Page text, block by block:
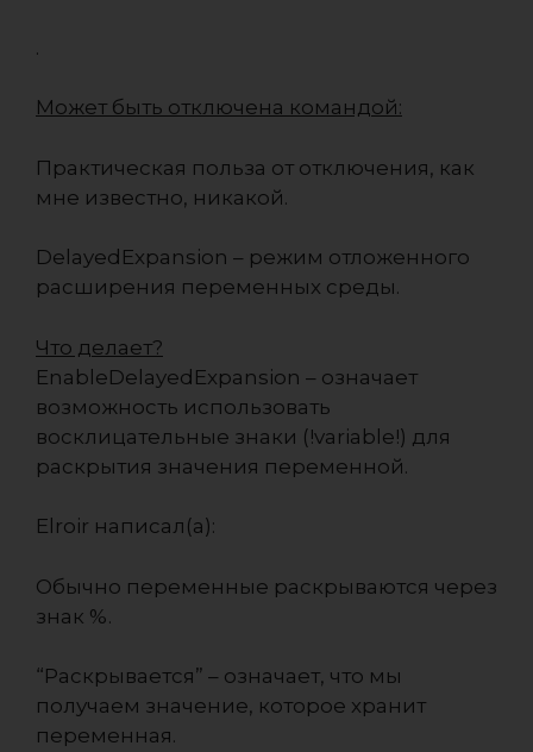
.
Может быть отключена командой:
Практическая польза от отключения, как
мне известно, никакой.
DelayedExpansion – режим отложенного
расширения переменных среды.
Что делает?
EnableDelayedExpansion – означает
возможность использовать
восклицательные знаки (!variable!) для
раскрытия значения переменной.
Elroir написал(а):
Обычно переменные раскрываются через
знак %.
“Раскрывается” – означает, что мы
получаем значение, которое хранит
переменная.